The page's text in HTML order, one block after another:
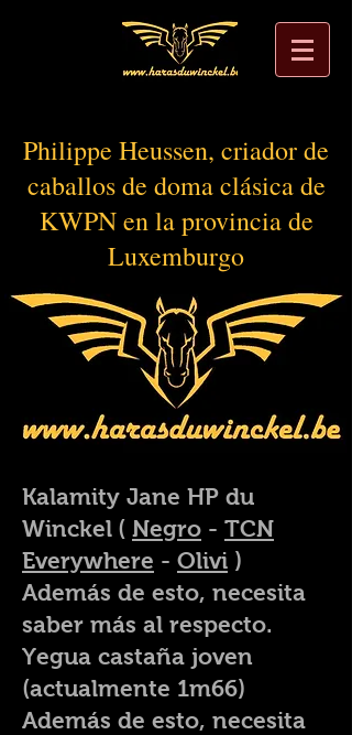
Philippe Heussen, criador de
caballos de doma clásica de
KWPN en la provincia de
Luxemburgo
Kalamity Jane HP du
Winckel ( Negro - TCN
Everywhere - Olivi )
Además de esto, necesita
saber más al respecto.
Yegua castaña joven
(actualmente 1m66)
Además de esto, necesita